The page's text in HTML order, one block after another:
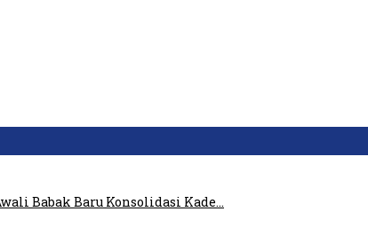
Babak Baru Konsolidasi Kade…